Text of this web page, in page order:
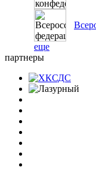
еще
партнеры